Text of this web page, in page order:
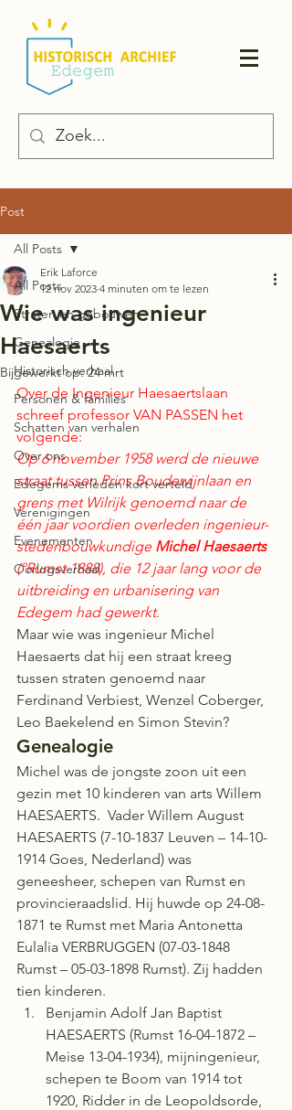
Post
All Posts
Straten en gebouwen
Genealogie
Historisch verhaal
Personen & families
Schatten van verhalen
Over ons
Edegems verleden kort verteld
Verenigingen
Evenementen
Oorlogsverhaal
All Posts
Wie was ingenieur
Haesaerts
Erik Laforce
12 nov 2023 4 minuten om te lezen
Bijgewerkt op:24 mrt
Over de Ingenieur Haesaertslaan
schreef professor VAN PASSEN het
volgende:
Op 6 november 1958 werd de nieuwe
straat tussen Prins Boudewijnlaan en
grens met Wilrijk genoemd naar de
één jaar voordien overleden ingenieur-
stedenbouwkundige Michel Haesaerts
(°Rumst 1888), die 12 jaar lang voor de
uitbreiding en urbanisering van
Edegem had gewerkt.
Maar wie was ingenieur Michel
Haesaerts dat hij een straat kreeg
tussen straten genoemd naar
Ferdinand Verbiest, Wenzel Coberger,
Leo Baekelend en Simon Stevin?
Genealogie
Michel was de jongste zoon uit een
gezin met 10 kinderen van arts Willem
HAESAERTS.  Vader Willem August
HAESAERTS (7-10-1837 Leuven – 14-10-
1914 Goes, Nederland) was
geneesheer, schepen van Rumst en
provincieraadslid. Hij huwde op 24-08-
1871 te Rumst met Maria Antonetta
Eulalia VERBRUGGEN (07-03-1848
Rumst – 05-03-1898 Rumst). Zij hadden
tien kinderen.
Benjamin Adolf Jan Baptist
HAESAERTS (Rumst 16-04-1872 –
Meise 13-04-1934), mijningenieur,
schepen te Boom van 1914 tot
1920, Ridder in de Leopoldsorde,